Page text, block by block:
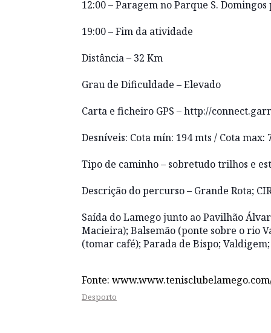
12:00 – Paragem no Parque S.
19:00 – Fim da atividade
Distância – 32 Km
Grau de Dificuldade – Elevado
Carta e ficheiro GPS –http://
Desníveis: Cota mín: 194 mts / Cota max:
Tipo de caminho – sobretudo trilhos e
Descrição do percurso – Grande Rota;
Saída do Lamego junto ao Pavilhão
Macieira); Balsemão (ponte sobre o rio
(tomar café); Parada de Bispo;
Fonte:
Desporto